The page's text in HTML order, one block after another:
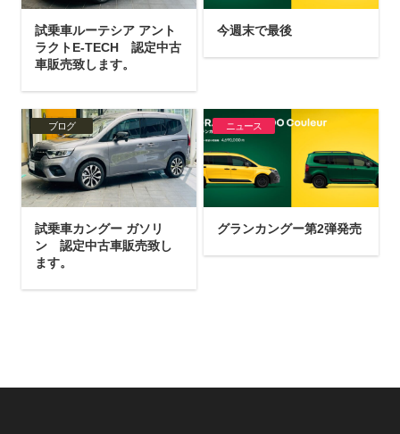
試乗車ルーテシア アント
ラクトE-TECH 認定中古
車販売致します。
今週末で最後
ブログ
試乗車カングー ガソリ
ン 認定中古車販売致し
ます。
ニュース
グランカングー第2弾発売